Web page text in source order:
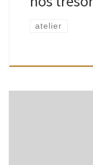
atelier